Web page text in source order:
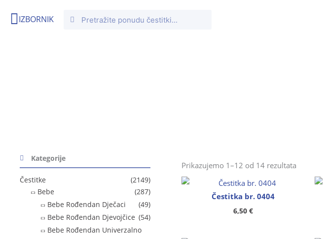
IZBORNIK Search
Search
Kategorije
Čestitke
(2149)
Bebe
(287)
Bebe Rođendan Dječaci
(49)
Bebe Rođendan Djevojčice (54)
Bebe Rođendan Univerzalno
Prikazujemo 1–12 od 14 rezultatapo
Čestitka br. 0404
6,50€